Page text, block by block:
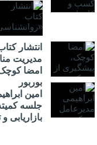
انتشار
مدیریت
امضا
بوربور
امین
جلسه